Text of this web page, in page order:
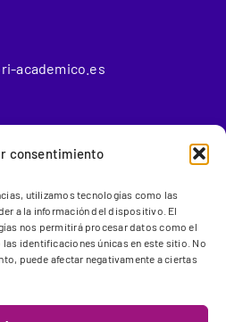
consentimiento
utilizamos tecnologías como las
a la información del dispositivo. El
nos permitirá procesar datos como el
identificaciones únicas en este sitio. No
puede afectar negativamente a ciertas
academico.es
Conde de Orgaz(6 a 18